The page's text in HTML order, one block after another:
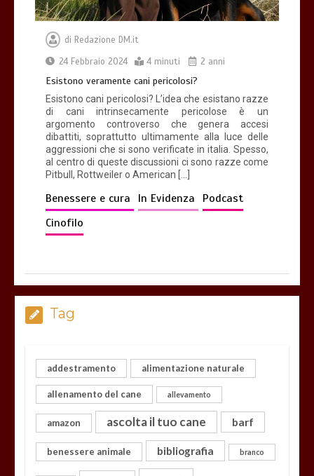
di Redazione DM.it
24 Febbraio 2024
4 minuti 2 anni
Esistono veramente cani pericolosi?
Esistono cani pericolosi? L’idea che esistano razze
di cani intrinsecamente pericolose è un
argomento controverso che genera accesi
dibattiti, soprattutto ultimamente alla luce delle
aggressioni che si sono verificate in italia. Spesso,
al centro di queste discussioni ci sono razze come
Pitbull, Rottweiler o American […]
Benessere e cura In Evidenza
Podcast
Cinofilo
Tag
addestramento alimentazione naturale
allenamento del cane allevamento
amazon ascolta il tuo cane barf
benessere animale bibliografia branco